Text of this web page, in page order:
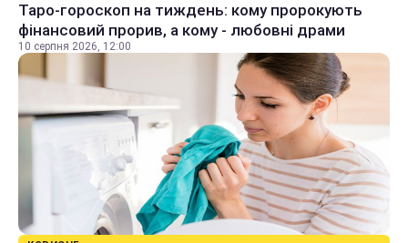
Таро-гороскоп на тиждень: кому пророкують
фінансовий прорив, а кому - любовні драми
10 серпня 2026, 12:00